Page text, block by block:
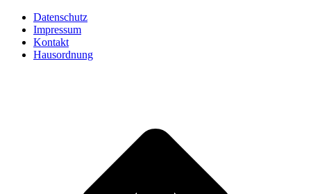
Datenschutz
Impressum
Kontakt
Hausordnung